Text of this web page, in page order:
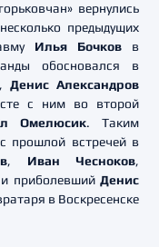
вернулись
предыдущих
Илья Бочков в
обосновался в
Денис Александров
с ним во второй
Омелюсик. Таким
прошлой встречей в
, Иван Чесноков,
и приболевшийДенис
в Воскресенске